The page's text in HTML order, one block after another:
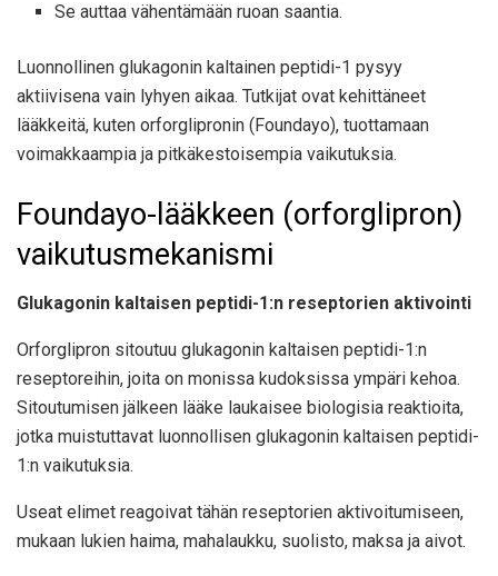
Se auttaa vähentämään ruoan saantia.
Luonnollinen glukagonin kaltainen peptidi-1 pysyy
aktiivisena vain lyhyen aikaa. Tutkijat ovat kehittäneet
lääkkeitä, kuten orforglipronin (Foundayo), tuottamaan
voimakkaampia ja pitkäkestoisempia vaikutuksia.
Foundayo-lääkkeen (orforglipron)
vaikutusmekanismi
Glukagonin kaltaisen peptidi-1:n reseptorien aktivointi
Orforglipron sitoutuu glukagonin kaltaisen peptidi-1:n
reseptoreihin, joita on monissa kudoksissa ympäri kehoa.
Sitoutumisen jälkeen lääke laukaisee biologisia reaktioita,
jotka muistuttavat luonnollisen glukagonin kaltaisen peptidi-
1:n vaikutuksia.
Useat elimet reagoivat tähän reseptorien aktivoitumiseen,
mukaan lukien haima, mahalaukku, suolisto, maksa ja aivot.